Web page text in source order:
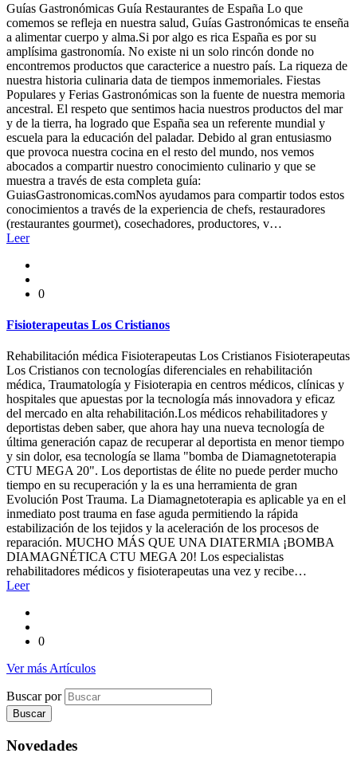
Guías Gastronómicas Guía Restaurantes de España Lo que
comemos se refleja en nuestra salud, Guías Gastronómicas te enseña
a alimentar cuerpo y alma.Si por algo es rica España es por su
amplísima gastronomía. No existe ni un solo rincón donde no
encontremos productos que caracterice a nuestro país. La riqueza de
nuestra historia culinaria data de tiempos inmemoriales. Fiestas
Populares y Ferias Gastronómicas son la fuente de nuestra memoria
ancestral. El respeto que sentimos hacia nuestros productos del mar
y de la tierra, ha logrado que España sea un referente mundial y
escuela para la educación del paladar. Debido al gran entusiasmo
que provoca nuestra cocina en el resto del mundo, nos vemos
abocados a compartir nuestro conocimiento culinario y que se
muestra a través de esta completa guía:
GuiasGastronomicas.comNos ayudamos para compartir todos estos
conocimientos a través de la experiencia de chefs, restauradores
(restaurantes gourmet), cosechadores, productores, v…
Leer
0
Fisioterapeutas Los Cristianos
Rehabilitación médica Fisioterapeutas Los Cristianos Fisioterapeutas
Los Cristianos con tecnologías diferenciales en rehabilitación
médica, Traumatología y Fisioterapia en centros médicos, clínicas y
hospitales que apuestas por la tecnología más innovadora y eficaz
del mercado en alta rehabilitación.Los médicos rehabilitadores y
deportistas deben saber, que ahora hay una nueva tecnología de
última generación capaz de recuperar al deportista en menor tiempo
y sin dolor, esa tecnología se llama "bomba de Diamagnetoterapia
CTU MEGA 20". Los deportistas de élite no puede perder mucho
tiempo en su recuperación y la es una herramienta de gran
Evolución Post Trauma. La Diamagnetoterapia es aplicable ya en el
inmediato post trauma en fase aguda permitiendo la rápida
estabilización de los tejidos y la aceleración de los procesos de
reparación. MUCHO MÁS QUE UNA DIATERMIA ¡BOMBA
DIAMAGNÉTICA CTU MEGA 20! Los especialistas
rehabilitadores médicos y fisioterapeutas una vez y recibe…
Leer
0
Ver más Artículos
Buscar por
Novedades